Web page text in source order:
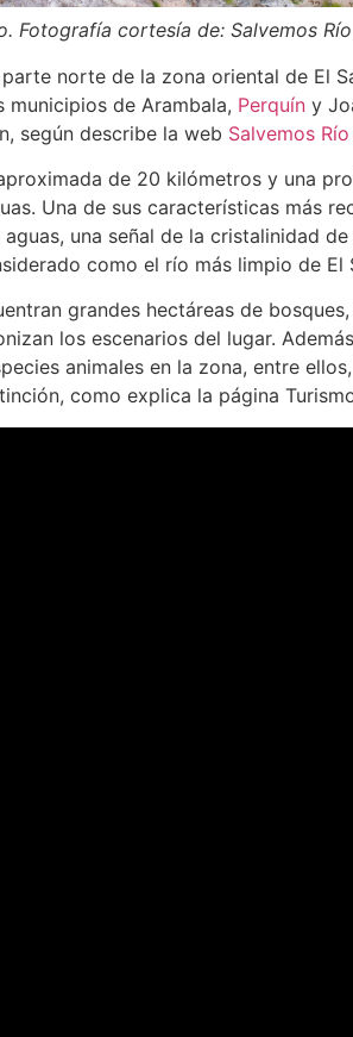
Fotografía cortesía de: Salvemos
norte de la zona oriental de El
de Arambala, Perquín y
según describe la web Salvemos
de 20 kilómetros y una
Una de sus características más
una señal de la cristalinidad de
como el río más limpio de El
grandes hectáreas de
los escenarios del lugar.
animales en la zona, entre
como explica la página